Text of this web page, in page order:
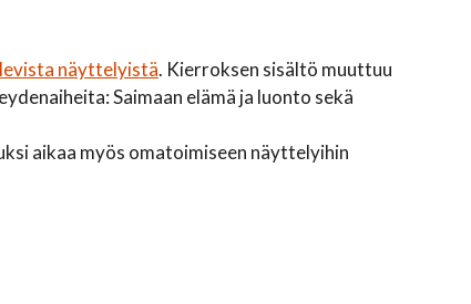
näyttelyistä. Kierroksen sisältö muuttuu
Saimaan elämä ja luonto sekä
aikaa myös omatoimiseen näyttelyihin